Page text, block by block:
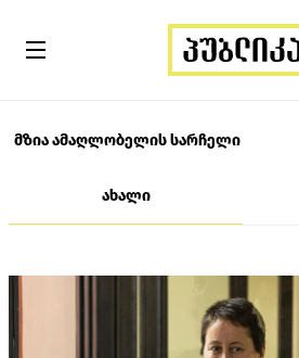
მზია ამაღლობელის სარჩელი
ახალი